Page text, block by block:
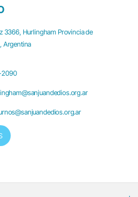
3366, Hurlingham Provincia de
Argentina
2090